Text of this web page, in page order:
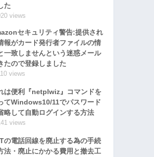
た
views
セキュリティ警告:提供され
報がカード発行者ファイルの情
一致しませんという迷惑メール
たので登録しました
views
は便利『netplwiz』コマンドを
てWindows10/11でパスワード
略して自動ログインする方法
views
の電話回線を廃止する為の手続
法・廃止にかかる費用と撤去工